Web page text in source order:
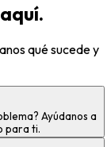
qué sucede y
Ayúdanos a
para ti.